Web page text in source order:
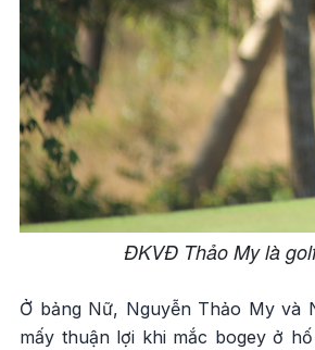
ĐKVĐ Thảo My là
Ở bảng Nữ, Nguyễn Thảo My và
mấy thuận lợi khi mắc bogey ở